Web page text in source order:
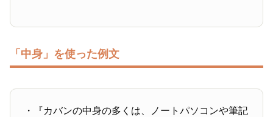
「中身」を使った例文
・『カバンの中身の多くは、ノートパソコンや筆記